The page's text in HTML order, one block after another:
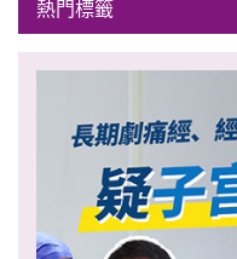
熱門標籤